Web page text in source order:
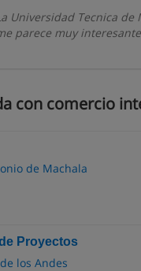
Universidad Tecnica
parece muy
con comercio
de Machala
Proyectos
los Andes